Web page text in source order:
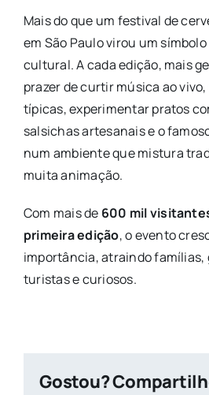
Mais do que um festival de
em São Paulo virou um
cultural. A cada edição, mais
prazer de curtir música ao
típicas, experimentar pratos
salsichas artesanais e o
num ambiente que mistura
muita animação.
Com mais de 600 mil
primeira edição, o evento
importância, atraindo famílias,
turistas e curiosos.
Gostou?